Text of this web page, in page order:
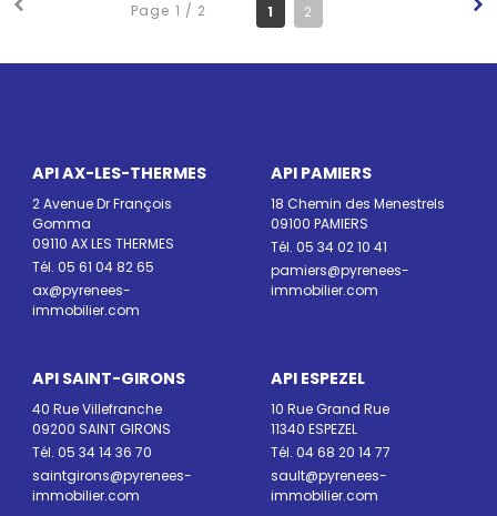
Page 1 / 2 1 2
API AX-LES-THERMES
2 Avenue Dr François
Gomma
09110 AX LES THERMES
Tél. 05 61 04 82 65
ax@pyrenees-
immobilier.com
API PAMIERS
18 Chemin des Menestrels
09100 PAMIERS
Tél. 05 34 02 10 41
pamiers@pyrenees-
immobilier.com
API SAINT-GIRONS
40 Rue Villefranche
09200 SAINT GIRONS
Tél. 05 34 14 36 70
saintgirons@pyrenees-
immobilier.com
API ESPEZEL
10 Rue Grand Rue
11340 ESPEZEL
Tél. 04 68 20 14 77
sault@pyrenees-
immobilier.com